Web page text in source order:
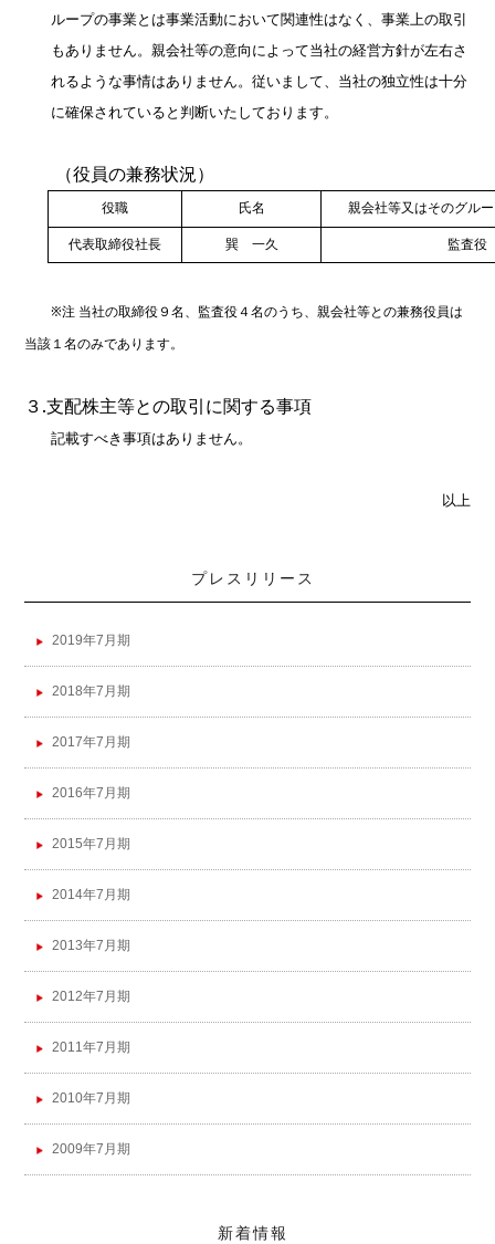
ループの事業とは事業活動において関連性はなく、事業上の取引
もありません。親会社等の意向によって当社の経営方針が左右さ
れるような事情はありません。従いまして、当社の独立性は十分
に確保されていると判断いたしております。
（役員の兼務状況）
役職 氏名
親会社等又はそのグル
代表取締役社長
巽 一久 監査役
※注 当社の取締役９名、監査役４名のうち、親会社等との兼務役員は
当該１名のみであります。
３.支配株主等との取引に関する事項
記載すべき事項はありません。
以上
プレスリリース
2019年7月期
2018年7月期
2017年7月期
2016年7月期
2015年7月期
2014年7月期
2013年7月期
2012年7月期
2011年7月期
2010年7月期
2009年7月期
新着情報